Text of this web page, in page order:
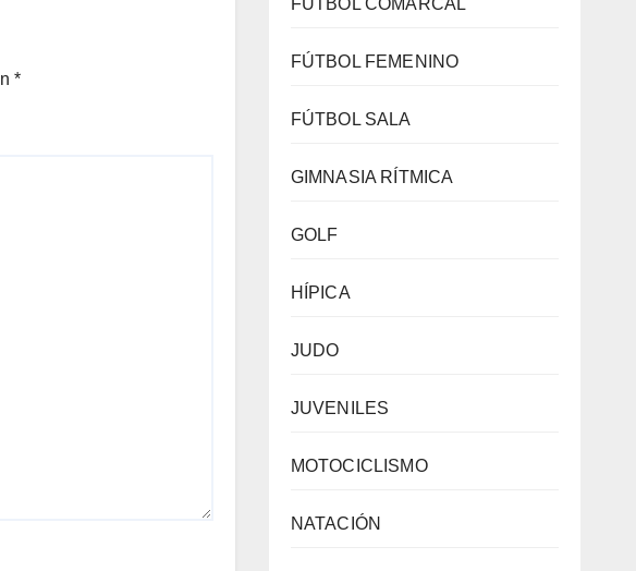
*
FÚTBOL COMARCAL
FÚTBOL FEMENINO
FÚTBOL SALA
GIMNASIA RÍTMICA
GOLF
HÍPICA
JUDO
JUVENILES
MOTOCICLISMO
NATACIÓN